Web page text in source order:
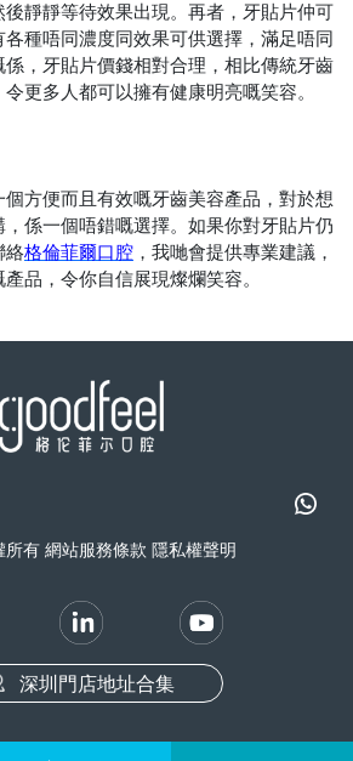
靜靜等待效果出現。再者，牙貼片仲可
種唔同濃度同效果可供選擇，滿足唔同
，牙貼片價錢相對合理，相比傳統牙齒
更多人都可以擁有健康明亮嘅笑容。
方便而且有效嘅牙齒美容產品，對於想
係一個唔錯嘅選擇。如果你對牙貼片仍
絡格倫菲爾口腔 ，我哋會提供專業建議，
品，令你自信展現燦爛笑容。
有 網站服務條款 隱私權聲明
深圳門店地址合集